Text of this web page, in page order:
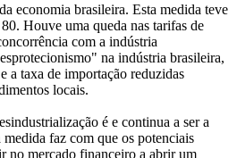
economia brasileira. Esta medida teve
Houve uma queda nas tarifas de
com a indústria
na indústria brasileira,
a taxa de importação reduzidas
locais.
é e continua a ser a
faz com que os potenciais
no mercado financeiro a abrir um